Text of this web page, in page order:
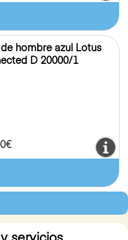
de hombre azul Lotus
D 20000/1